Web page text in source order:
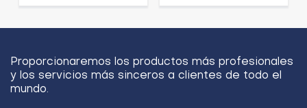
Proporcionaremos los productos más profesionales
y los servicios más sinceros a clientes de todo el
mundo.